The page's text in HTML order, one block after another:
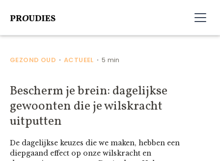
GEZOND OUD • ACTUEEL • 5 min
Bescherm je brein: dagelijkse
gewoonten die je wilskracht
uitputten
De dagelijkse keuzes die we maken, hebben een
diepgaand effect op onze wilskracht en